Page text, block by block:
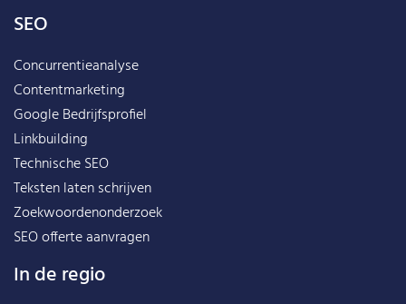
SEO
Concurrentieanalyse
Contentmarketing
Google Bedrijfsprofiel
Linkbuilding
Technische SEO
Teksten laten schrijven
Zoekwoordenonderzoek
SEO offerte aanvragen
In de regio